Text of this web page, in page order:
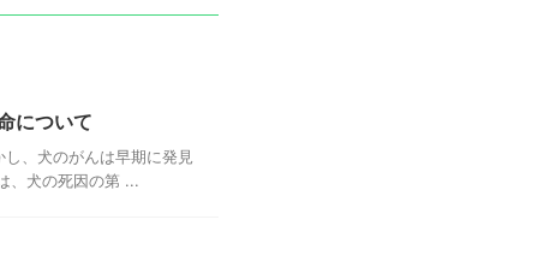
について
、犬のがんは早期に発見
、犬の死因の第 ...